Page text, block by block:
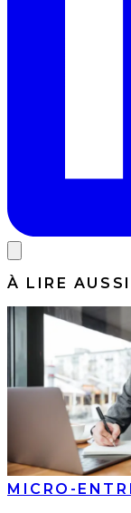
À LIRE AUSSI
MICRO-